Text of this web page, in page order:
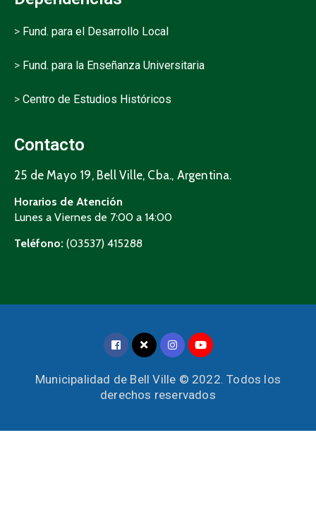
> Fund. para el Desarrollo Local
> Fund. para la Enseñanza Universitaria
> Centro de Estudios Históricos
Contacto
25 de Mayo 19, Bell Ville, Cba., Argentina.
Horarios de Atención
Lunes a Viernes de 7:00 a 14:00
Teléfono: (03537) 415288
Municipalidad de Bell Ville © 2022. Todos los
derechos reservados